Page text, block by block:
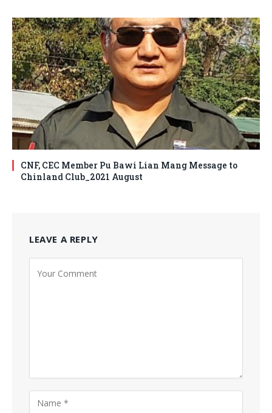
CNF, CEC Member Pu Bawi Lian Mang Message to
Chinland Club_2021 August
LEAVE A REPLY